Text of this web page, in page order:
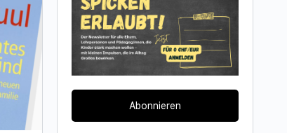
Abonnieren